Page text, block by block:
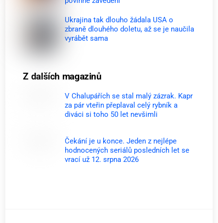
Ukrajina tak dlouho žádala USA o
zbraně dlouhého doletu, až se je naučila
vyrábět sama
Z dalších magazinů
V Chalupářích se stal malý zázrak. Kapr
za pár vteřin přeplaval celý rybník a
diváci si toho 50 let nevšimli
Čekání je u konce. Jeden z nejlépe
hodnocených seriálů posledních let se
vrací už 12. srpna 2026